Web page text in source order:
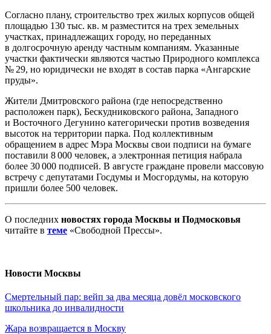
Согласно плану, строительство трех жилых корпусов общей
площадью 130 тыс. кв. м разместится на трех земельных
участках, принадлежащих городу, но переданных
в долгосрочную аренду частным компаниям. Указанные
участки фактически являются частью Природного комплекса
№ 29, но юридически не входят в состав парка «Ангарские
пруды».
Жители Дмитровского района (где непосредственно
расположен парк), Бескудниковского района, Западного
и Восточного Дегунино категорически против возведения
высоток на территории парка. Под коллективным
обращением в адрес Мэра Москвы свои подписи на бумаге
поставили 8 000 человек, а электронная петиция набрала
более 30 000 подписей. В августе граждане провели массовую
встречу с депутатами Госдумы и Мосгордумы, на которую
пришли более 500 человек.
О последних новостях города Москвы и Подмосковья
читайте в теме «Свободной Прессы».
Новости Москвы
Смертельный пар: вейп за два месяца довёл московского
школьника до инвалидности
Жара возвращается в Москву